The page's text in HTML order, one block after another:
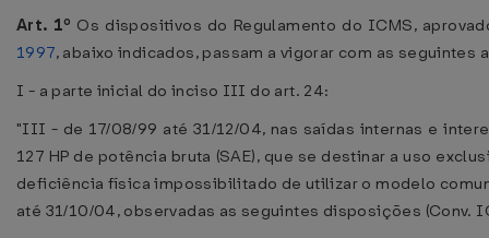
Art. 1º Os dispositivos do Regulamento do ICMS,
1997, abaixo indicados, passam a vigorar com as seguintes
I - a parte inicial do inciso III do art. 24:
"III - de 17/08/99 até 31/12/04, nas saídas internas e
127 HP de potência bruta (SAE), que se destinar a uso
deficiência física impossibilitado de utilizar o modelo
até 31/10/04, observadas as seguintes disposições (Conv.